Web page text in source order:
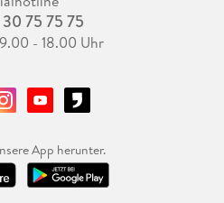
75 75 75
- 18.00 Uhr
App herunter.